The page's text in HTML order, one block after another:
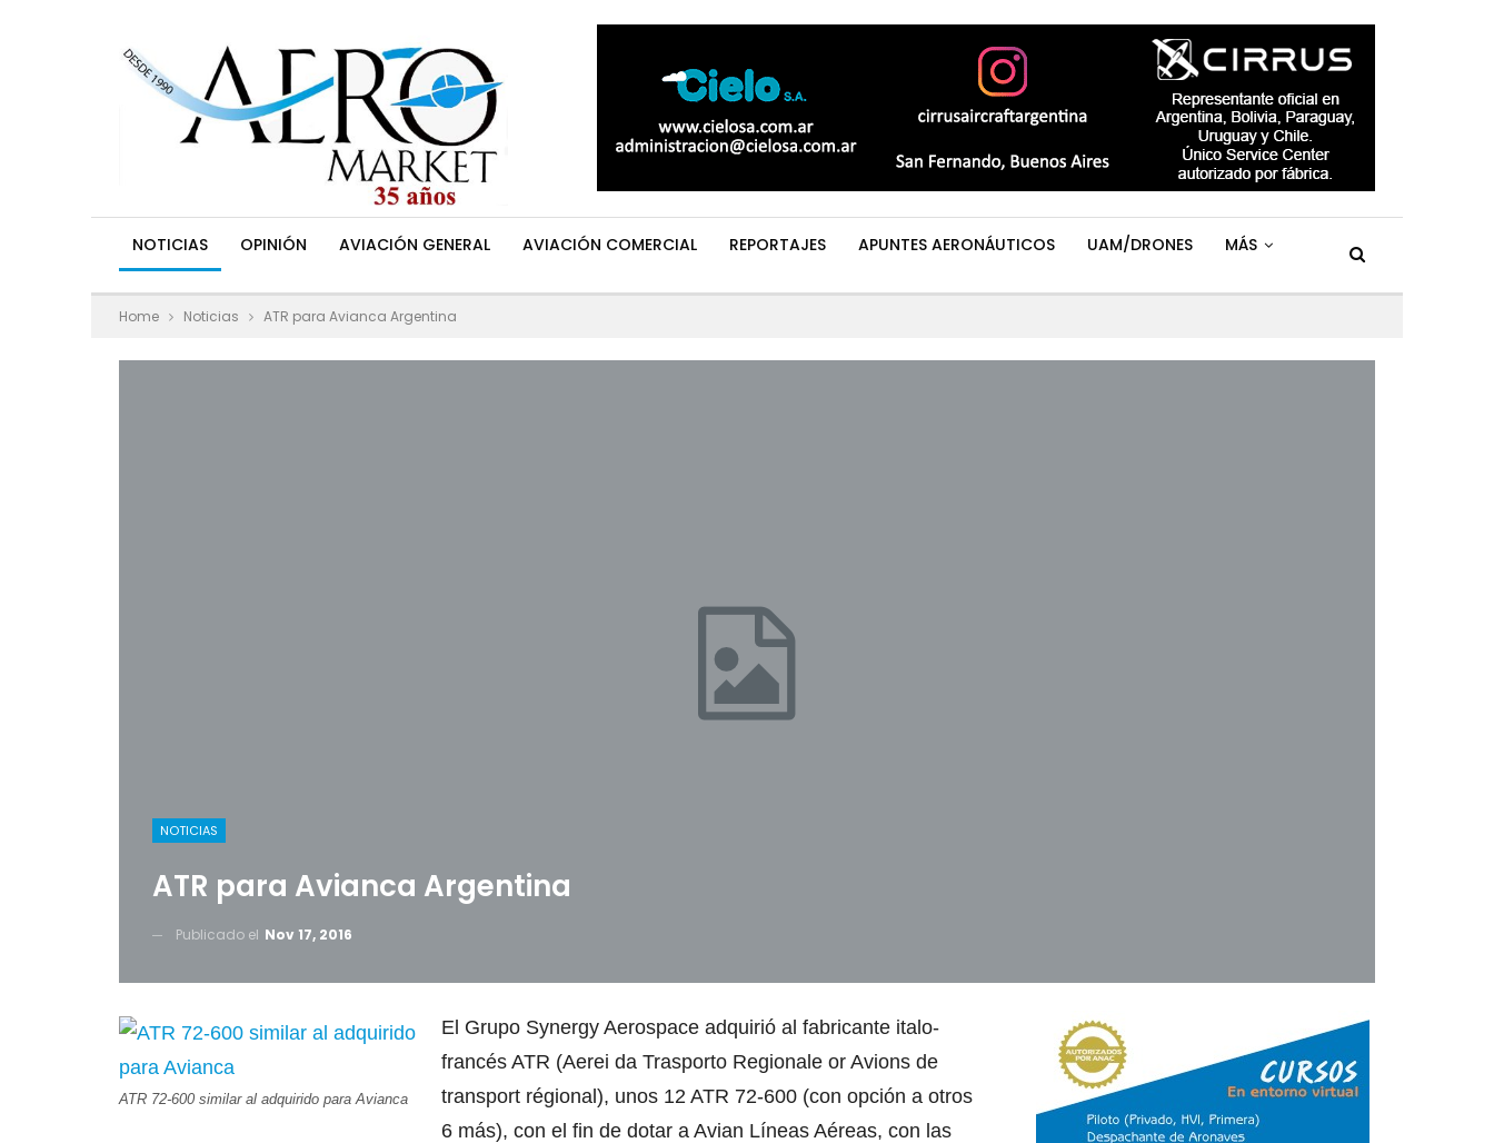
NOTICIAS OPINIÓN AVIACIÓN GENERAL AVIACIÓN COMERCIAL REPORTAJES APUNTES AERONÁUTICOS UAM/DRONES MÁS
Home Noticias ATR para Avianca Argentina
NOTICIAS
ATR para Avianca Argentina
Publicado el Nov 17, 2016
ATR 72-600 similar al adquirido para Avianca
El Grupo Synergy Aerospace adquirió al fabricante italo-
francés ATR (Aerei da Trasporto Regionale or Avions de
transport régional), unos 12 ATR 72-600 (con opción a otros
6 más), con el fin de dotar a Avian Líneas Aéreas, con las